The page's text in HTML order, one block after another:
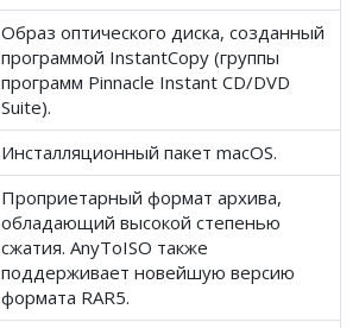
Образ оптического диска, созданный
программой InstantCopy (группы
программ Pinnacle Instant CD/DVD
Suite).
Инсталляционный пакет macOS.
Проприетарный формат архива,
обладающий высокой степенью
сжатия. AnyToISO также
поддерживает новейшую версию
формата RAR5.